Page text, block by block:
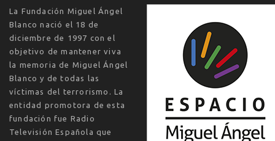
La Fundación Miguel Ángel
Blanco nació el 18 de
diciembre de 1997 con el
objetivo de mantener viva
la memoria de Miguel Ángel
Blanco y de todas las
víctimas del terrorismo. La
entidad promotora de esta
fundación fue Radio
Televisión Española que